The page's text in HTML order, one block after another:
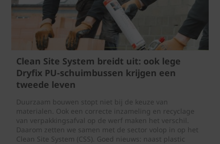
Clean Site System breidt uit: ook lege
Dryfix PU-schuimbussen krijgen een
tweede leven
Duurzaam bouwen stopt niet bij de keuze van
materialen. Ook een correcte inzameling en recyclage
van verpakkingsafval op de werf maken het verschil.
Daarom zetten we samen met de sector volop in op het
Clean Site System (CSS). Goed nieuws: naast plastic